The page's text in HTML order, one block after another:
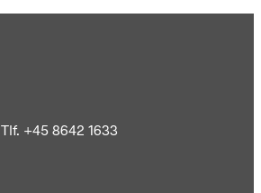
Tlf. +45 8642 1633